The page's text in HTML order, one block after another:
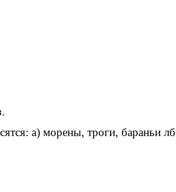
а) морены, троги, бараньи